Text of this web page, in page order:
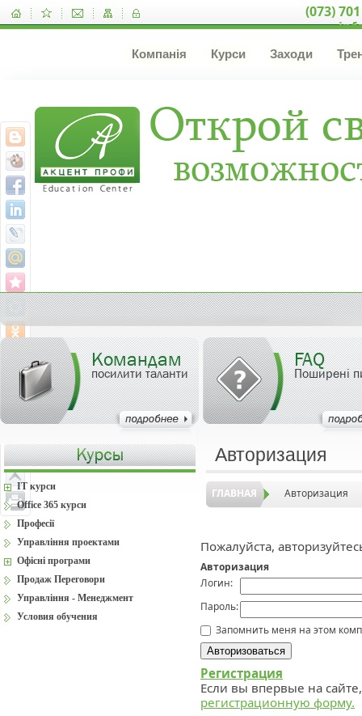
(073)
Компанія Курси Заходи
Командам
посилити таланти
FAQ
Поширені
Авторизация
ГЛАВНАЯ Авторизация
Пожалуйста,
Авторизация
Логин:
Пароль:
Запомнить меня на этом
Регистрация
Если вы впервые на
регистрационную форму.
IT курси
Office 365 курси
Професії
Управління проектами
Офісні програми
Продаж Переговори
Управління - Менеджмент
Условия обучения